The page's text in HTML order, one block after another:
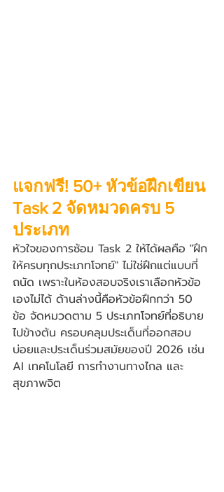
แจกฟรี! 50+ หัวข้อฝึกเขียน
Task 2 จัดหมวดครบ 5
ประเภท
หัวใจของการซ้อม Task 2 ให้ได้ผลคือ "ฝึก
ให้ครบทุกประเภทโจทย์" ไม่ใช่ฝึกแต่แบบที่
ถนัด เพราะในห้องสอบจริงเราเลือกหัวข้อ
เองไม่ได้ ด้านล่างนี้คือหัวข้อฝึกกว่า 50
ข้อ จัดหมวดตาม 5 ประเภทโจทย์ที่อธิบาย
ไปข้างต้น ครอบคลุมประเด็นที่ออกสอบ
บ่อยและประเด็นร่วมสมัยของปี 2026 เช่น
AI เทคโนโลยี การทำงานทางไกล และ
สุขภาพจิต